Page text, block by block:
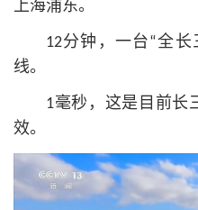
上海浦东。
12分钟，一台“全
线。
1毫秒，这是目前长
效。